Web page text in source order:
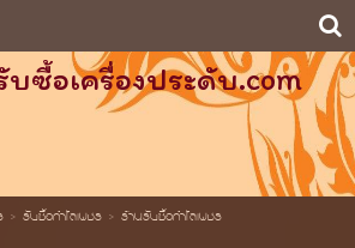
บซื้อเครื่องประดับ.com
> รับซื้อกำไลเพชร> ร้านรับซื้อกำไลเพชร